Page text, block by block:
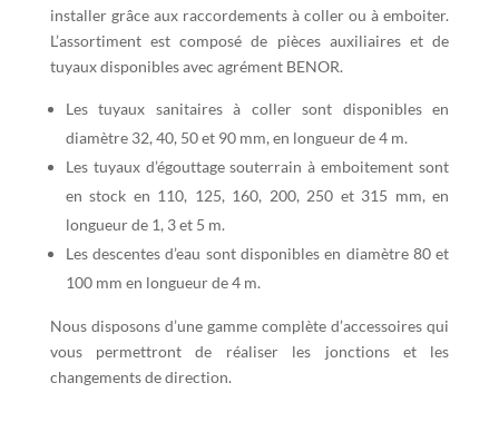
installer grâce aux raccordements à coller ou à emboiter.
L’assortiment est composé de pièces auxiliaires et de
tuyaux disponibles avec agrément BENOR.
Les tuyaux sanitaires à coller sont disponibles en
diamètre 32, 40, 50 et 90 mm, en longueur de 4 m.
Les tuyaux d’égouttage souterrain à emboitement sont
en stock en 110, 125, 160, 200, 250 et 315 mm, en
longueur de 1, 3 et 5 m.
Les descentes d’eau sont disponibles en diamètre 80 et
100 mm en longueur de 4 m.
Nous disposons d’une gamme complète d’accessoires qui
vous permettront de réaliser les jonctions et les
changements de direction.